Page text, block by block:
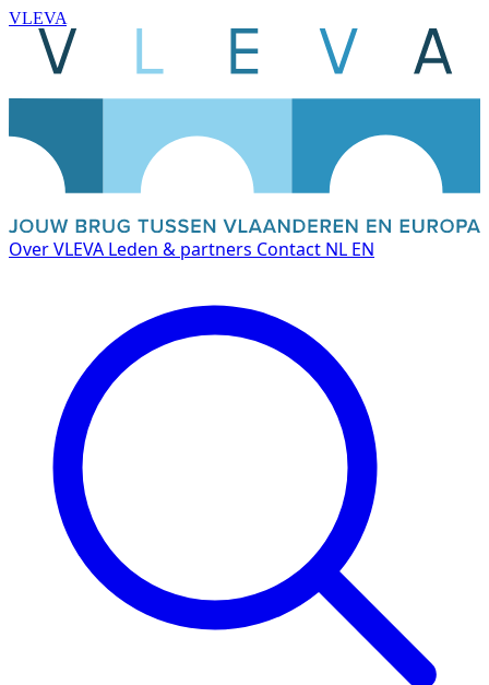
VLEVA
Over VLEVA Leden & partners Contact NL EN